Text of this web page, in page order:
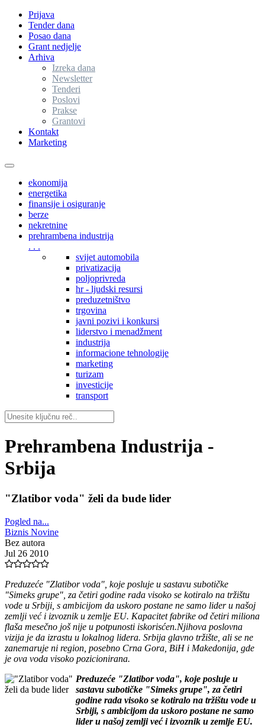
Prijava
Tender dana
Posao dana
Grant nedjelje
Arhiva
Izreka dana
Newsletter
Tenderi
Poslovi
Prakse
Grantovi
Kontakt
Marketing
Toggle
navigationekonomija
energetika
finansije i osiguranje
berze
nekretnine
prehrambena industrija
. . .
svijet automobila
privatizacija
poljoprivreda
hr - ljudski resursi
preduzetništvo
trgovina
javni pozivi i konkursi
liderstvo i menadžment
industrija
informacione tehnologije
marketing
turizam
investicije
transport
Prehrambena Industrija -
Srbija
"Zlatibor voda" želi da bude lider
Pogled na...
Biznis Novine
Bez autora
Jul 26 2010
Preduzeće "Zlatibor voda", koje posluje u sastavu subotičke
"Simeks grupe", za četiri godine rada visoko se kotiralo na tržištu
vode u Srbiji, s ambicijom da uskoro postane ne samo lider u našoj
zemlji već i izvoznik u zemlje EU. Kapacitet fabrike od četiri miliona
flaša mesečno još nije u potpunosti iskorisćen.Njihova poslovna
vizija je da izrastu u lokalnog lidera. Srbija glavno tržište, ali se ne
zanemaruje ni region, posebno Crna Gora, BiH i Makedonija, gde
je ova voda visoko pozicionirana.
Preduzeće "Zlatibor voda", koje posluje u
sastavu subotičke "Simeks grupe", za četiri
godine rada visoko se kotiralo na tržištu vode u
Srbiji, s ambicijom da uskoro postane ne samo
lider u našoj zemlji već i izvoznik u zemlje EU.